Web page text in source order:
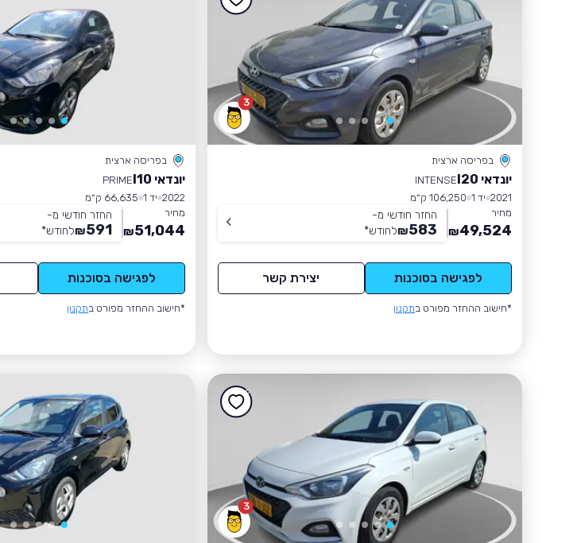
3
בפריסה ארצית
יונדאי I20
INTENSE
2021 יד 1
106,250 ק״מ
מחיר
49,524
₪
החזר חודשי מ-
583
₪לחודש*
לפגישה בסוכנות יצירת קשר
*חישוב ההחזר מפורט בתקנון
בפריסה ארצית
יונדאי I10
PRIME
2022 יד 1
66,635 ק״מ
מחיר
51,044
₪
החזר חודשי מ-
591
₪לחודש*
לפגישה בסוכנות
*חישוב ההחזר מפורט בתקנון
3